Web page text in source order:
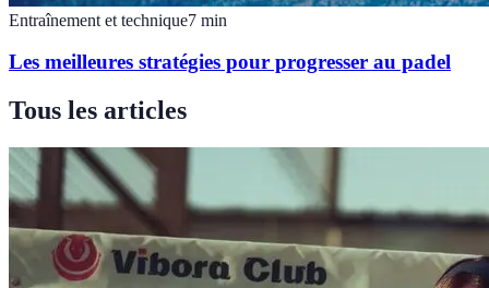
Entraînement et technique7 min
Les meilleures stratégies pour progresser au padel
Tous les articles